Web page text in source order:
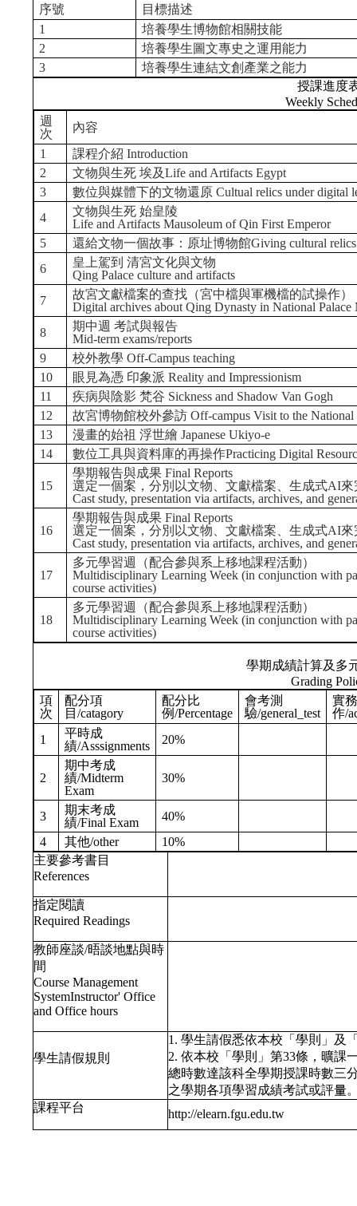
序號
目標描述
1
培養學生博物館相關技能
2
培養學生圖文專史之運用能力
3
培養學生連結文創產業之能力
授課進度
Weekly
週
次
內容
1
課程介紹 Introduction
2
文物與生死 埃及Life and Artifacts Egypt
3
數位與媒體下的文物還原 Cultual relics under digital
4
文物與生死 始皇陵
Life and Artifacts Mausoleum of Qin First Emperor
5
還給文物一個故事：原址博物館Giving cultural relics
6
皇上駕到 清宮文化與文物
Qing Palace culture and artifacts
7
故宮文獻檔案的查找（宮中檔與軍機檔的試操作）
Digital archives about Qing Dynasty in National Palace
8
期中週 考試與報告
Mid-term exams/reports
9
校外教學 Off-Campus teaching
10
眼見為憑 印象派 Reality and Impressionism
11
疾病與陰影 梵谷 Sickness and Shadow Van Gogh
12
故宮博物館校外參訪 Off-campus Visit to the National
13
漫畫的始祖 浮世繪 Japanese Ukiyo-e
14
數位工具與資料庫的再操作Practicing Digital
15
學期報告與成果 Final Reports
選定一個案，分別以文物、文獻檔案、生成式AI
Cast study, presentation via artifacts, archives, and
16
學期報告與成果 Final Reports
選定一個案，分別以文物、文獻檔案、生成式AI
Cast study, presentation via artifacts, archives, and
17
多元學習週（配合參與系上移地課程活動）
Multidisciplinary Learning Week (in conjunction with
course activities)
18
多元學習週（配合參與系上移地課程活動）
Multidisciplinary Learning Week (in conjunction with
course activities)
學期成績計算及多
Grading
項
次
配分項
目/catagory
配分比
例/Percentage
會考測
驗/general_test
實
作/
1
平時成
績/Asssignments
20%
2
期中考成
績/Midterm
Exam
30%
3
期末考成
績/Final Exam
40%
4
其他/other
10%
主要參考書目
References
指定閱讀
Required Readings
教師座談/晤談地點與時
間
Course Management
SystemInstructor' Office
and Office hours
學生請假規則
1. 學生請假悉依本校「學則」及
2. 依本校「學則」第33條，曠課
總時數達該科全學期授課時數三
之學期各項學習成績考試或評量
課程平台
http://elearn.fgu.edu.tw